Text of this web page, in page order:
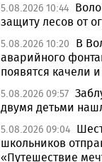
5.08.2026 10:44
защиту лесов от
5.08.2026 10:20
В
аварийного
появятся качели
5.08.2026 09:57
двумя детьми
5.08.2026 09:04
школьников
«Путешествие